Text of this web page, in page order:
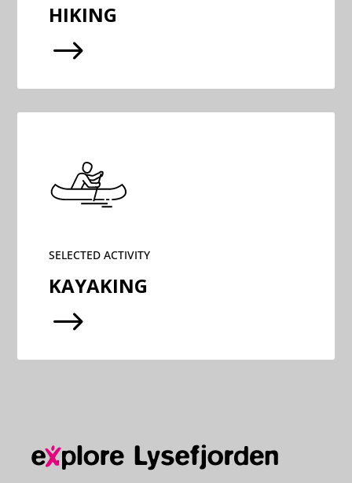
HIKING
$
SELECTED ACTIVITY
KAYAKING
$